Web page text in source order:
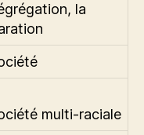
la
multi-raciale